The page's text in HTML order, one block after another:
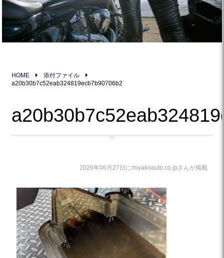
HOME
添付ファイル
a20b30b7c52eab324819ecb7b90706b2
2026年06月27日にmiyakoauto.co.jpさんが掲載